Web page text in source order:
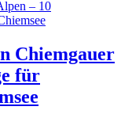
Chiemgauer
für